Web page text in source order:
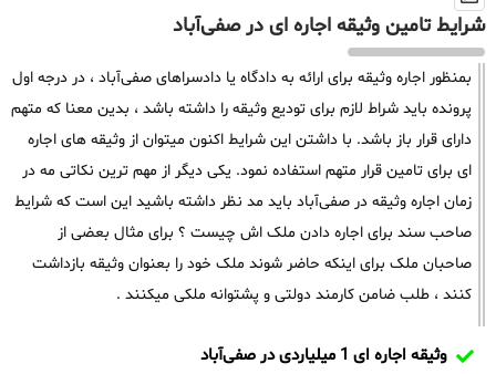
شرایط تامین وثیقه اجاره ای در صفی‌آباد
بمنظور اجاره وثیقه برای ارائه به دادگاه یا دادسراهای صفی‌آباد ، در درجه اول
پرونده باید شراط لازم برای تودیع وثیقه را داشته باشد ، بدین معنا که متهم
دارای قرار باز باشد. با داشتن این شرایط اکنون میتوان از وثیقه های اجاره
ای برای تامین قرار متهم استفاده نمود. یکی دیگر از مهم ترین نکاتی مه در
زمان اجاره وثیقه در صفی‌آباد باید مد نظر داشته باشید این است که شرایط
صاحب سند برای اجاره دادن ملک اش چیست ؟ برای مثال بعضی از
صاحبان ملک برای اینکه حاضر شوند ملک خود را بعنوان وثیقه بازداشت
کنند ، طلب ضامن کارمند دولتی و پشتوانه ملکی میکنند .
وثیقه اجاره ای 1 میلیاردی در صفی‌آباد